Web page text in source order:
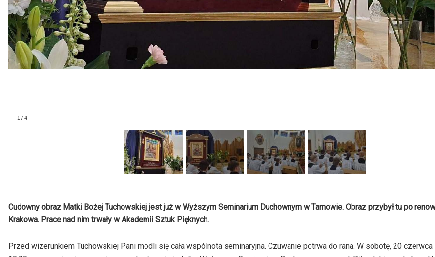
Cudowny obraz Matki Bożej Tuchowskiej jest już w Wyższym Seminarium Duchownym w Tarnowie. Obraz przybył tu po
Krakowa. Prace nad nim trwały w Akademii Sztuk Pięknych.
Przed wizerunkiem Tuchowskiej Pani modli się cała wspólnota seminaryjna. Czuwanie potrwa do rana. W sobotę, 20